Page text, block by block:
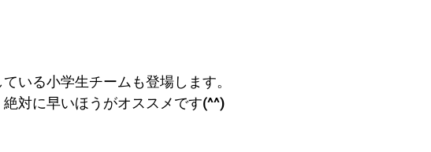
いる小学生チームも登場します。
対に早いほうがオススメです(^^)